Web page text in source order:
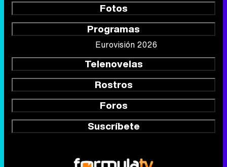
Fotos
Programas
Eurovisión 2026
Telenovelas
Rostros
Foros
Suscríbete